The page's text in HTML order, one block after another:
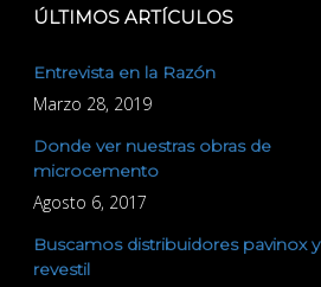
ÚLTIMOS ARTÍCULOS
Entrevista en la Razón
Marzo 28, 2019
Donde ver nuestras obras de
microcemento
Agosto 6, 2017
Buscamos distribuidores pavinox y
revestil